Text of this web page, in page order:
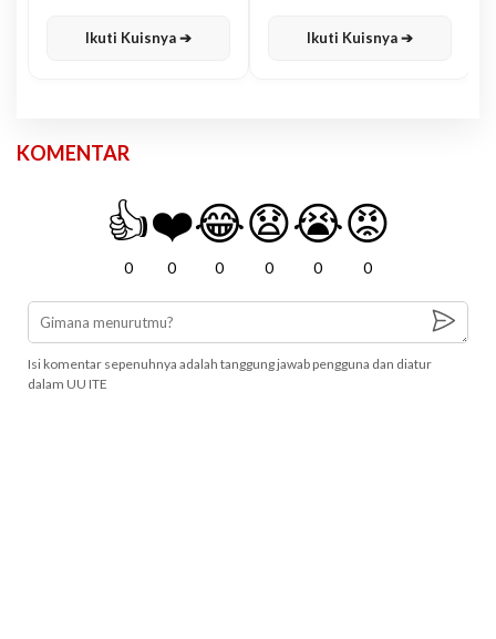
Ikuti Kuisnya ➔ Ikuti Kuisnya ➔
KOMENTAR
👍
0
❤️
0
😂
0
😧
0
😭
0
😡
0
Isi komentar sepenuhnya adalah tanggung jawab pengguna dan diatur
dalam UU ITE